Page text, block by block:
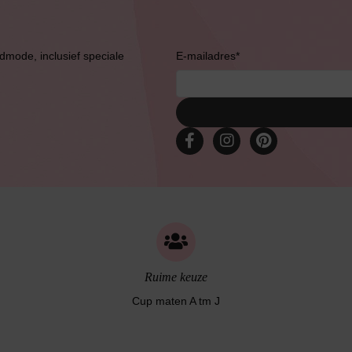
inclusief speciale
E-mailadres*
Ruime keuze
Cup maten A tm J